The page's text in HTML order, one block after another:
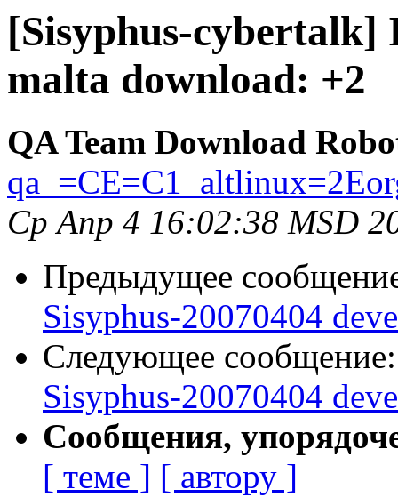
[Sisyphus-cybertalk]
malta download: +2
QA Team Download
Ср Апр 4 16:02:38 MSD
Предыдущее
Sisyphus-20070404
Следующее
Sisyphus-20070404
Сообщения,
[ теме ] [ автору ]